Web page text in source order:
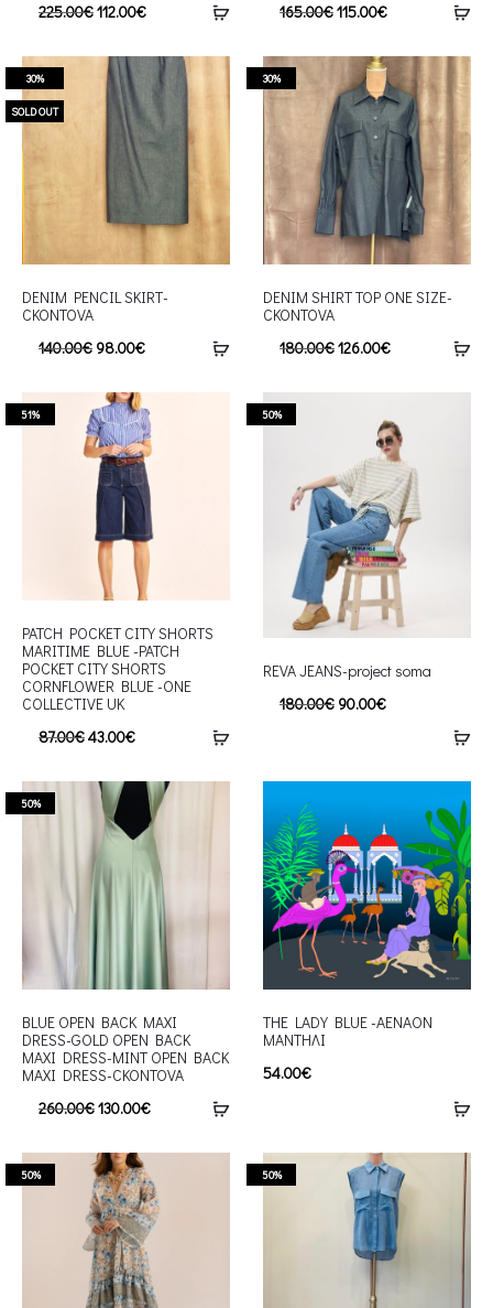
225.00€112.00€
165.00€115.00€
30%
SOLD OUT
DENIM PENCIL SKIRT-
CKONTOVA
140.00€ 98.00€
30%
DENIM SHIRT TOP ONE SIZE-
CKONTOVA
180.00€126.00€
51%
PATCH POCKET CITY SHORTS
MARITIME BLUE -PATCH
POCKET CITY SHORTS
CORNFLOWER BLUE -ONE
COLLECTIVE UK
87.00€43.00€
50%
REVA JEANS-project soma
180.00€ 90.00€
50%
BLUE OPEN BACK MAXI
DRESS-GOLD OPEN BACK
MAXI DRESS-MINT OPEN BACK
MAXI DRESS-CKONTOVA
260.00€130.00€
THE LADY BLUE -AENAON
ΜΑΝΤΗΛΙ
54.00€
50% 50%